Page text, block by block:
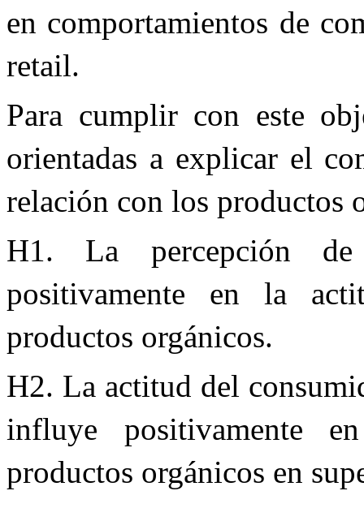
en comportamientos de
retail.
Para cumplir con este
orientadas a explicar el
relación con los productos
H1. La percepción de
positivamente en la
productos orgánicos.
H2. La actitud del
influye positivamente
productos orgánicos en